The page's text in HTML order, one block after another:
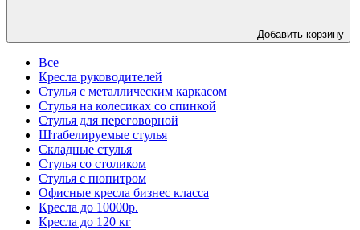
Добавить корзину
Все
Кресла руководителей
Стулья с металлическим каркасом
Стулья на колесиках со спинкой
Стулья для переговорной
Штабелируемые стулья
Складные стулья
Стулья со столиком
Стулья с пюпитром
Офисные кресла бизнес класса
Кресла до 10000р.
Кресла до 120 кг